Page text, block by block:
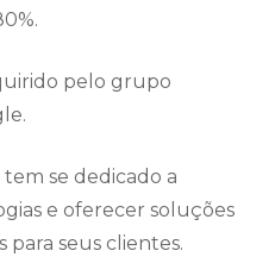
pelo grupo
se dedicado a
e oferecer soluções
para seus clientes.